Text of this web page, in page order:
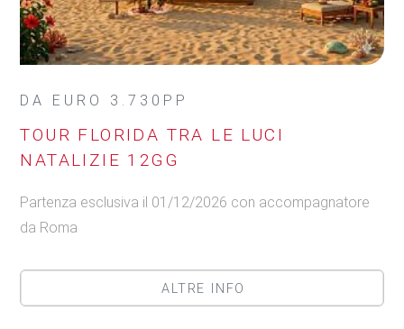
DA EURO 3.730PP
TOUR FLORIDA TRA LE LUCI
NATALIZIE 12GG
Partenza esclusiva il 01/12/2026 con accompagnatore
da Roma
ALTRE INFO